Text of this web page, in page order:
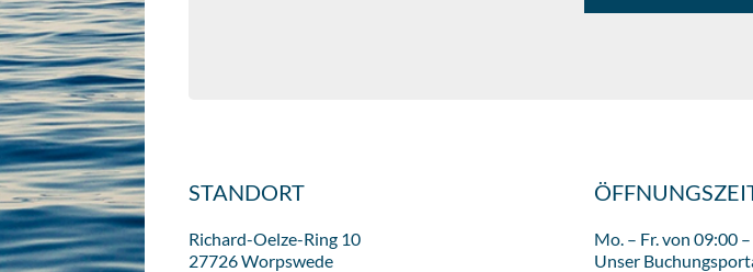
STANDORT
Richard-Oelze-Ring 10
27726 Worpswede
Mo. – Fr. von 09:00
Unser